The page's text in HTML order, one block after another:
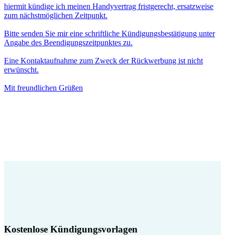
hiermit kündige ich meinen Handyvertrag fristgerecht, ersatzweise
zum nächstmöglichen Zeitpunkt.
Bitte senden Sie mir eine schriftliche Kündigungsbestätigung unter
Angabe des Beendigungszeitpunktes zu.
Eine Kontaktaufnahme zum Zweck der Rückwerbung ist nicht
erwünscht.
Mit freundlichen Grüßen
Kostenlose Kündigungsvorlagen